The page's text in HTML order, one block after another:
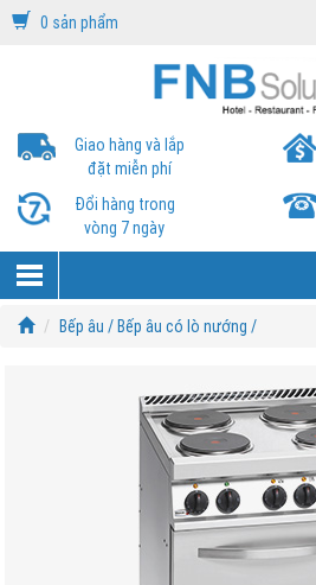
0 sản phẩm
Giao hàng và lắp
đặt miễn phí
Đổi hàng trong
vòng 7 ngày
Bếp âu /Bếp âu có lò nướng /